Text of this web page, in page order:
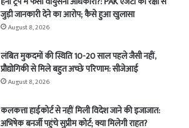
जुड़ी जानकारी देने का आरोप; कैसे हुआ खुलासा
August 8, 2026
लंबित मुकदमों की स्थिति 10-20 साल पहले जैसी नहीं,
प्रौद्योगिकी से मिले बहुत अच्छे परिणाम: सीजेआई
August 8, 2026
कलकत्ता हाईकोर्ट से नहीं मिली विदेश जाने की इजाजात:
अभिषेक बनर्जी पहुंचे सुप्रीम कोर्ट; क्या मिलेगी राहत?